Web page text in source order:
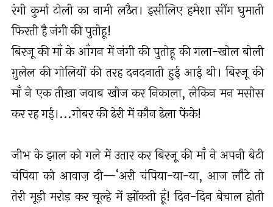
रंगी कुर्मा टोली का नामी लठैत। इसीलिए हमेशा सींग घुमाती
फिरती है जंगी की पुतोहू!
बिरजू की माँ के आँगन में जंगी की पुतोहू की गला-खोल बोली
ग़ुलेल की गोलियों की तरह दनदनाती हुई आई थी। बिरजू की
माँ ने एक तीख़ा जवाब खोज कर निकाला, लेकिन मन मसोस
कर रह गई।...गोबर की ढेरी में कौन ढेला फेंके!
जीभ के झाल को गले में उतार कर बिरजू की माँ ने अपनी बेटी
चंपिया को आवाज़ दी—‘अरी चंपिया-या-या, आज लौटे तो
तेरी मूड़ी मरोड़ कर चूल्हे में झोंकती हूँ! दिन-दिन बेचाल होती